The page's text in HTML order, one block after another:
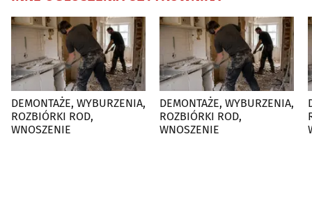
DEMONTAŻE, WYBURZENIA,
ROZBIÓRKI ROD,
WNOSZENIE
DEMONTAŻE, WYBURZENIA,
ROZBIÓRKI ROD,
WNOSZENIE